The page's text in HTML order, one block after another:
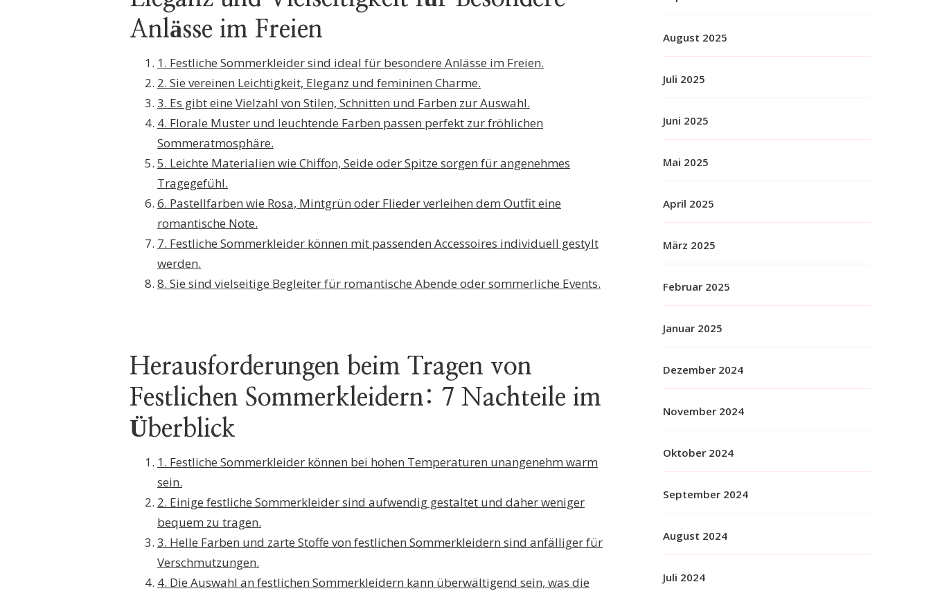
Anlässe im Freien
1. Festliche Sommerkleider sind ideal für besondere Anlässe im Freien.
2. Sie vereinen Leichtigkeit, Eleganz und femininen Charme.
3. Es gibt eine Vielzahl von Stilen, Schnitten und Farben zur Auswahl.
4. Florale Muster und leuchtende Farben passen perfekt zur fröhlichen
Sommeratmosphäre.
5. Leichte Materialien wie Chiffon, Seide oder Spitze sorgen für angenehmes
Tragegefühl.
6. Pastellfarben wie Rosa, Mintgrün oder Flieder verleihen dem Outfit eine
romantische Note.
7. Festliche Sommerkleider können mit passenden Accessoires individuell gestylt
werden.
8. Sie sind vielseitige Begleiter für romantische Abende oder sommerliche Events.
Herausforderungen beim Tragen von
Festlichen Sommerkleidern: 7 Nachteile im
Überblick
1. Festliche Sommerkleider können bei hohen Temperaturen unangenehm warm
sein.
2. Einige festliche Sommerkleider sind aufwendig gestaltet und daher weniger
bequem zu tragen.
3. Helle Farben und zarte Stoffe von festlichen Sommerkleidern sind anfälliger für
Verschmutzungen.
4. Die Auswahl an festlichen Sommerkleidern kann überwältigend sein, was die
August 2025
Juli 2025
Juni 2025
Mai 2025
April 2025
März 2025
Februar 2025
Januar 2025
Dezember 2024
November 2024
Oktober 2024
September 2024
August 2024
Juli 2024